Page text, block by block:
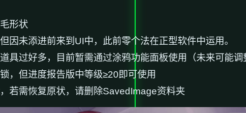
形状
因未添进前来到UI中，此前零个法在正型软件中运用。
具过好多，目前暂需通过涂鸦功能面板使用（未来可能调
，但进度报告版中等级≥20即可使用
若需恢复原状，请删除SavedImage资料夹